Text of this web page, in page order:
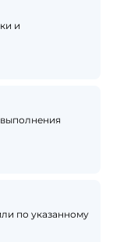
и
по указанному